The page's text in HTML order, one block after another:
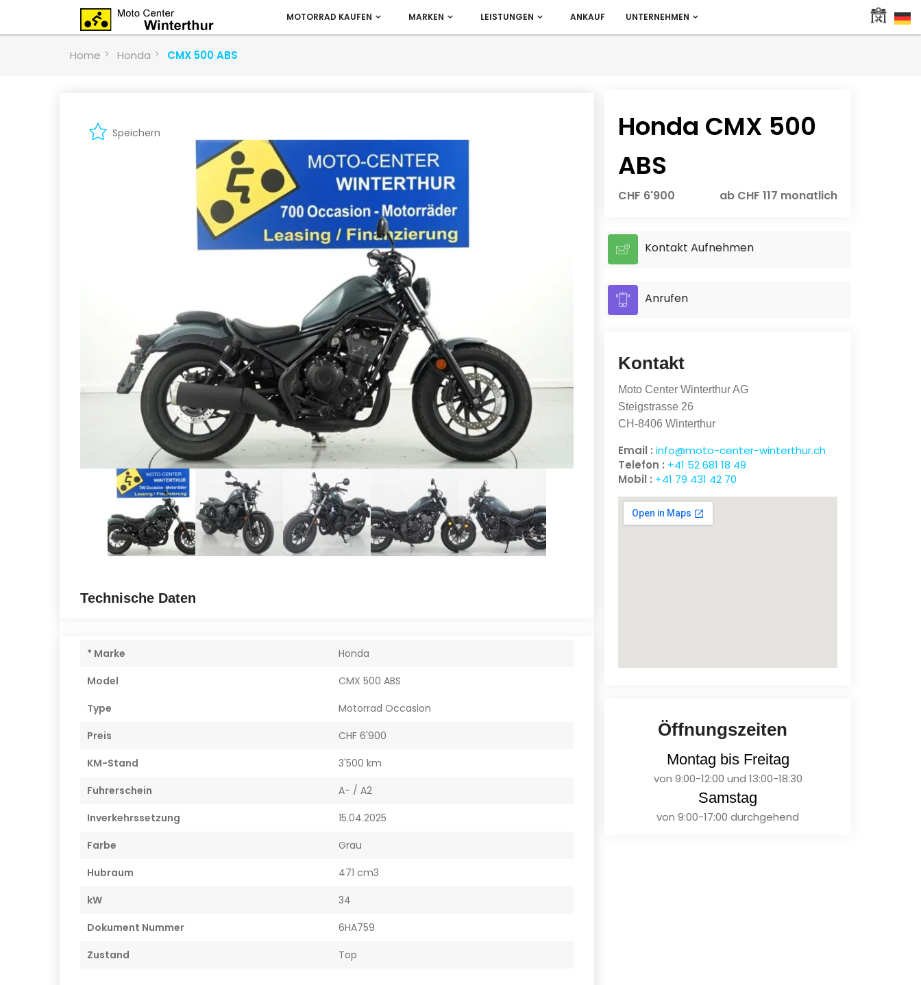
MOTORRAD KAUFEN MARKEN LEISTUNGEN ANKAUF UNTERNEHMEN
Home Honda CMX 500 ABS
Speichern
Technische Daten
* Marke
Honda
Model
CMX 500 ABS
Type
Motorrad Occasion
Preis
CHF 6'900
KM-Stand
3'500 km
Fuhrerschein
A- / A2
Inverkehrssetzung
15.04.2025
Farbe
Grau
Hubraum
471 cm3
kW
34
Dokument Nummer
6HA759
Zustand
Top
Honda CMX 500
ABS
CHF 6'900 ab CHF 117 monatlich
Kontakt Aufnehmen
Anrufen
Kontakt
Moto Center Winterthur AG
Steigstrasse 26
CH-8406 Winterthur
Email : info@moto-center-winterthur.ch
Telefon : +41 52 681 18 49
Mobil : +41 79 431 42 70
Öffnungszeiten
Montag bis Freitag
von 9:00-12:00 und 13:00-18:30
Samstag
von 9:00-17:00 durchgehend